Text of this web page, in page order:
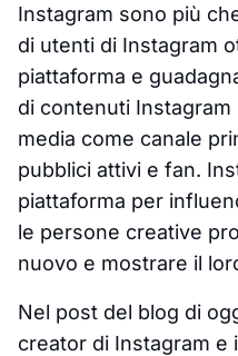
Instagram sono più
di utenti di Instagram
piattaforma e
di contenuti
media come canale
pubblici attivi e fan.
piattaforma per
le persone creative
nuovo e mostrare il
Nel post del blog di
creator di Instagram e